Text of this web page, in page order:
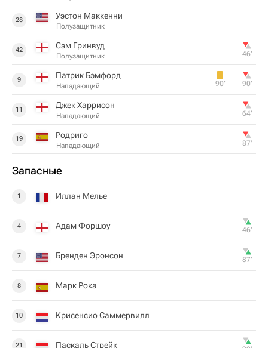
28 Уэстон Маккенни
Полузащитник
42 Сэм Гринвуд
Полузащитник 46‎’‎
9 Патрик Бэмфорд
Нападающий 90‎’‎ 90‎’‎
11 Джек Харрисон
Нападающий 64‎’‎
19 Родриго
Нападающий 87‎’‎
Запасные
1 Иллан Мелье
4 Адам Форшоу 46‎’‎
7 Бренден Эронсон 87‎’‎
8 Марк Рока
10 Крисенсио Саммервилл
21 Паскаль Стрейк